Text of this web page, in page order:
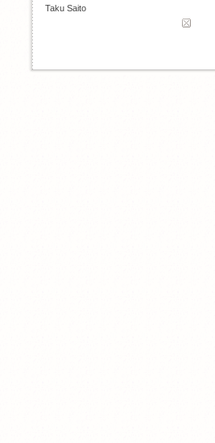
Taku Saito